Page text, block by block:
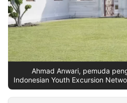
Follow
Kabarbaru
Ahmad Anwari, pemuda
Indonesian Youth Excursion